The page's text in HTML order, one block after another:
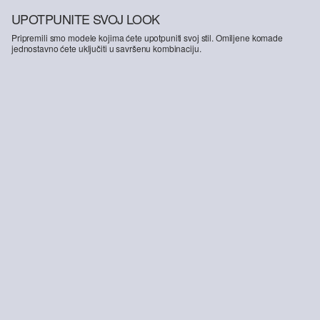
UPOTPUNITE SVOJ LOOK
Pripremili smo modele kojima ćete upotpuniti svoj stil. Omiljene komade
jednostavno ćete uključiti u savršenu kombinaciju.